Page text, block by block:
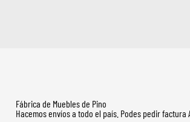
Fábrica de Muebles de Pino
Hacemos envíos a todo el país. Podes pedir factura